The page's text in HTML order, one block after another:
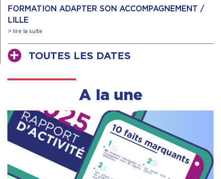
FORMATION ADAPTER SON ACCOMPAGNEMENT /
LILLE
> lire la suite
TOUTES LES DATES
A la une